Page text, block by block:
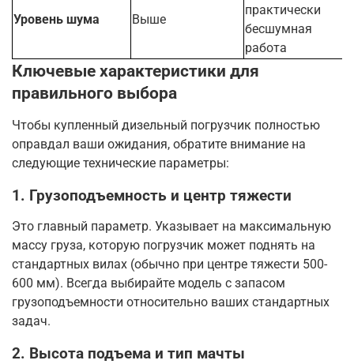
Уровень шума Выше
практически
бесшумная
работа
Ключевые характеристики для
правильного выбора
Чтобы купленный дизельный погрузчик полностью
оправдал ваши ожидания, обратите внимание на
следующие технические параметры:
1. Грузоподъемность и центр тяжести
Это главный параметр. Указывает на максимальную
массу груза, которую погрузчик может поднять на
стандартных вилах (обычно при центре тяжести 500-
600 мм). Всегда выбирайте модель с запасом
грузоподъемности относительно ваших стандартных
задач.
2. Высота подъема и тип мачты